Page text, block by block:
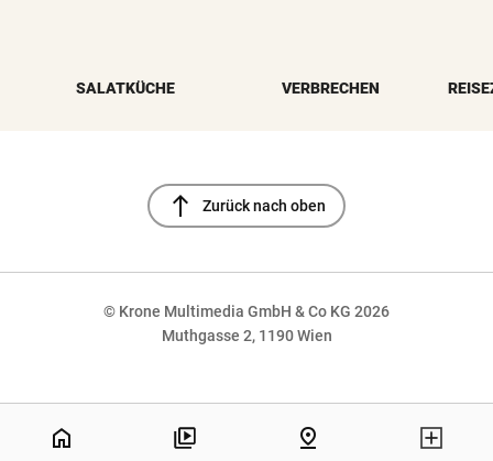
SALATKÜCHE VERBRECHEN
north Zurück nach oben
© Krone Multimedia GmbH & Co KG 2026
Muthgasse 2, 1190 Wien
home pin_drop
NaN%